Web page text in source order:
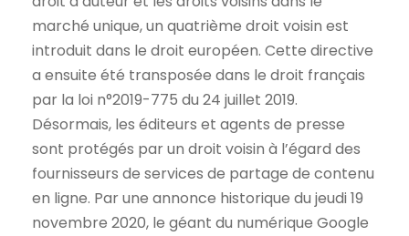
marché unique, un quatrième droit voisin est
introduit dans le droit européen. Cette directive
a ensuite été transposée dans le droit français
par la loi n°2019-775 du 24 juillet 2019.
Désormais, les éditeurs et agents de presse
sont protégés par un droit voisin à l’égard des
fournisseurs de services de partage de contenu
en ligne. Par une annonce historique du jeudi 19
novembre 2020, le géant du numérique Google